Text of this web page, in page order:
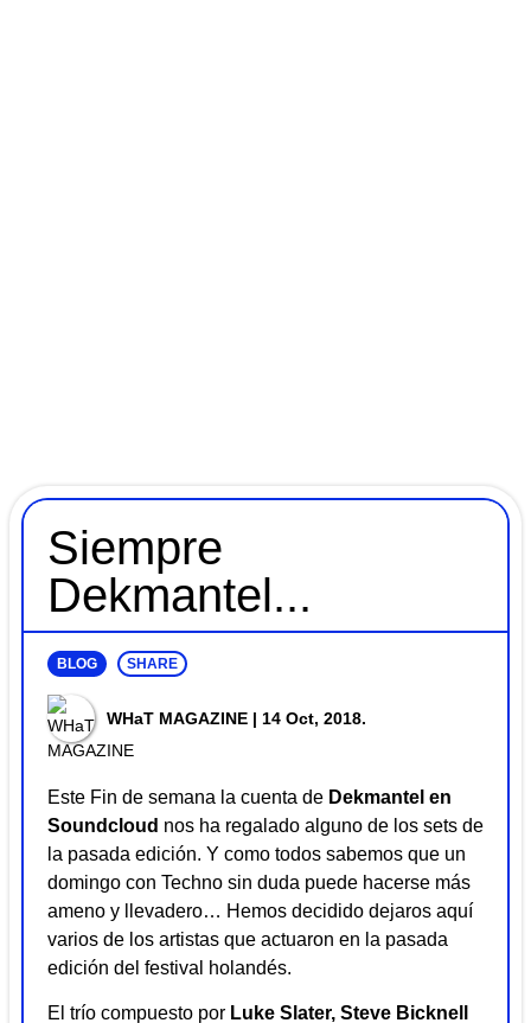
Siempre
Dekmantel...
BLOG SHARE
WHaT MAGAZINE | 14 Oct, 2018.
Este Fin de semana la cuenta de Dekmantel en
Soundcloud nos ha regalado alguno de los sets de
la pasada edición. Y como todos sabemos que un
domingo con Techno sin duda puede hacerse más
ameno y llevadero… Hemos decidido dejaros aquí
varios de los artistas que actuaron en la pasada
edición del festival holandés.
El trío compuesto por Luke Slater, Steve Bicknell